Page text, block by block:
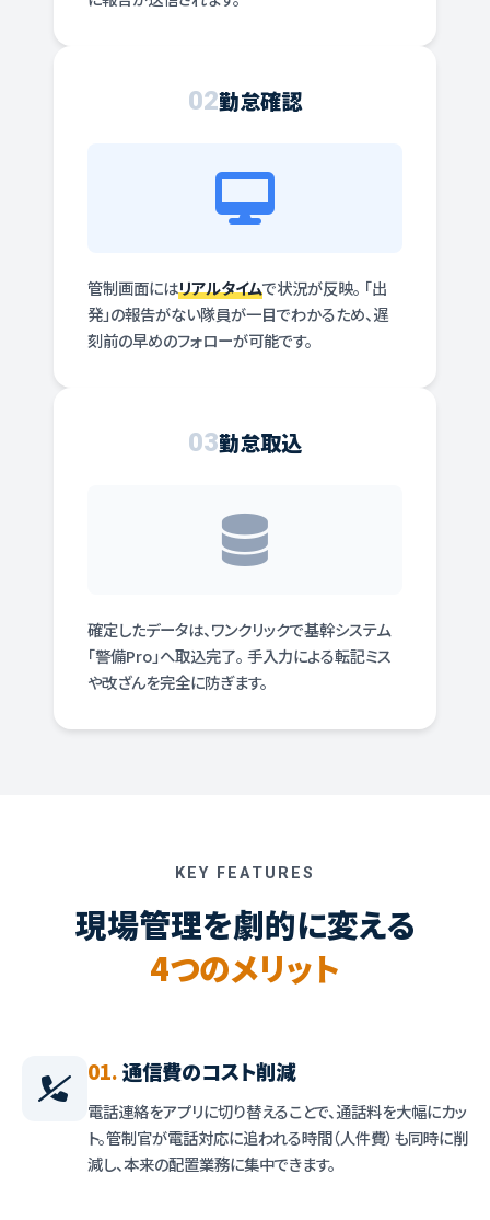
02勤怠確認
管制画面にはリアルタイムで状況が反映。 「出
発」の報告がない隊員が一目でわかるため、遅
刻前の早めのフォローが可能です。
03勤怠取込
確定したデータは、ワンクリックで基幹システム
「警備Pro」へ取込完了。 手入力による転記ミス
や改ざんを完全に防ぎます。
KEY FEATURES
現場管理を劇的に変える
4つのメリット
01.通信費のコスト削減
電話連絡をアプリに切り替えることで、通話料を大幅にカッ
ト。管制官が電話対応に追われる時間（人件費）も同時に削
減し、本来の配置業務に集中できます。